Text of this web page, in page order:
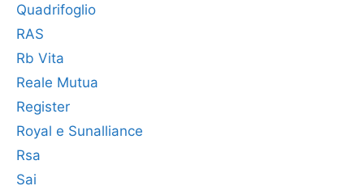
Quadrifoglio
RAS
Rb Vita
Reale Mutua
Register
Royal e Sunalliance
Rsa
Sai